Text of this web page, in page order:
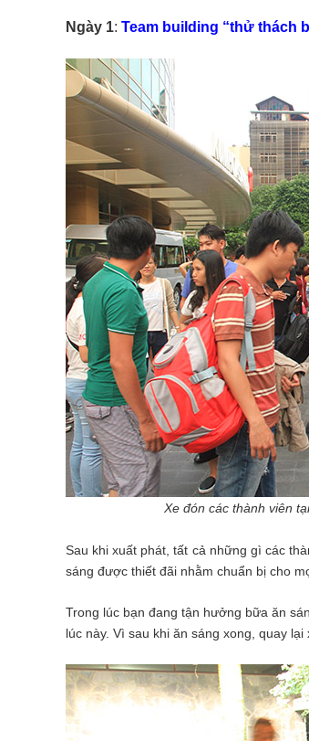
Ngày 1: Team building “thử thách
Xe đón các thành viên tại điểm
Sau khi xuất phát, tất cả những gì các
sáng được thiết đãi nhằm chuẩn bị cho
Trong lúc bạn đang tận hưởng bữa ăn
lúc này. Vì sau khi ăn sáng xong, quay